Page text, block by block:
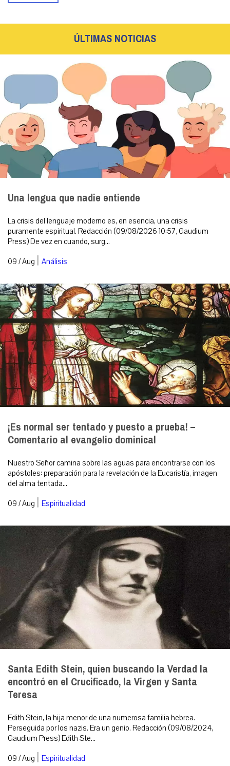
ÚLTIMAS NOTICIAS
Una lengua que nadie entiende
La crisis del lenguaje moderno es, en esencia, una crisis
puramente espiritual. Redacción (09/08/2026 10:57, Gaudium
Press) De vez en cuando, surg...
09 / Aug | Análisis
¡Es normal ser tentado y puesto a prueba! –
Comentario al evangelio dominical
Nuestro Señor camina sobre las aguas para encontrarse con los
apóstoles: preparación para la revelación de la Eucaristía, imagen
del alma tentada...
09 / Aug | Espiritualidad
Santa Edith Stein, quien buscando la Verdad la
encontró en el Crucificado, la Virgen y Santa
Teresa
Edith Stein, la hija menor de una numerosa familia hebrea.
Perseguida por los nazis. Era un genio. Redacción (09/08/2024,
Gaudium Press) Edith Ste...
09 / Aug | Espiritualidad